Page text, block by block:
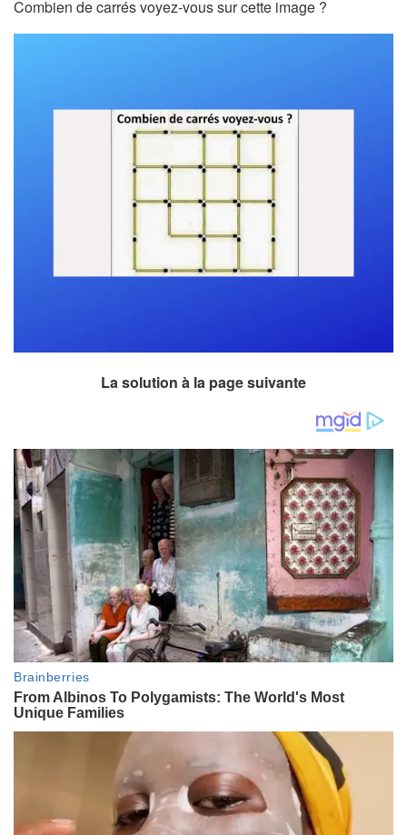
Combien de carrés voyez-vous sur cette image ?
La solution à la page suivante